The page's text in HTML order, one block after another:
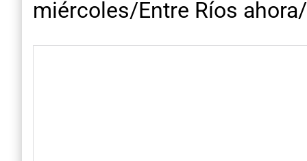
miércoles/Entre Ríos ahora/